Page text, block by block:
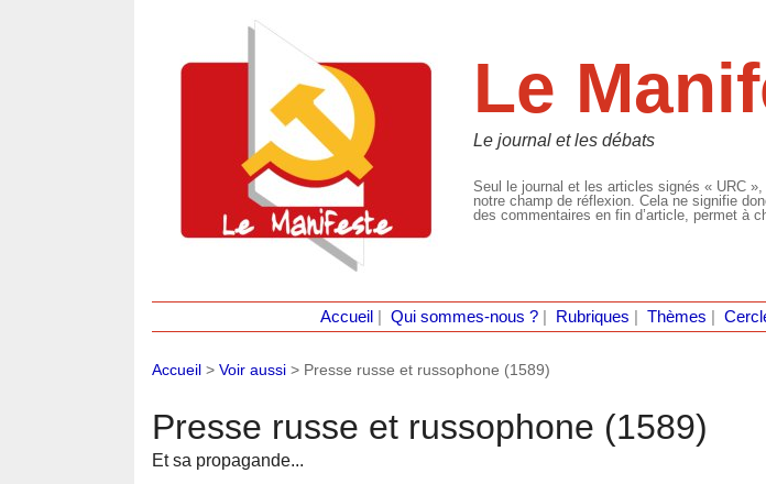
Le
Le journal et les débats
Seul le journal et les articles signés « URC
notre champ de réflexion. Cela ne signifie
des commentaires en fin d’article, permet à
Accueil Qui sommes-nous ?| Rubriques Thèmes
Accueil > Voir aussi > Presse russe et russophone (1589)
Presse russe et russophone (1589)
Et sa propagande...